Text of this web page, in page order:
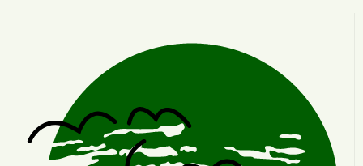
No más proyectos que destruyen los